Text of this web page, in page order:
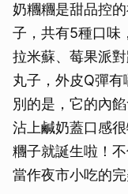
奶糰糰是甜品控
子，共有5種口味
拉米蘇、莓果派
丸子，外皮Q彈
別的是，它的內
沾上鹹奶蓋口感
糰子就誕生啦！
當作夜市小吃的